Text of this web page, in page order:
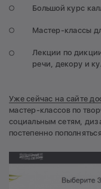
Большой курс
Мастер-классы
Лекции по
речи, декору и
Уже сейчас на сайте
мастер-классов по
социальным сетям,
постепенно